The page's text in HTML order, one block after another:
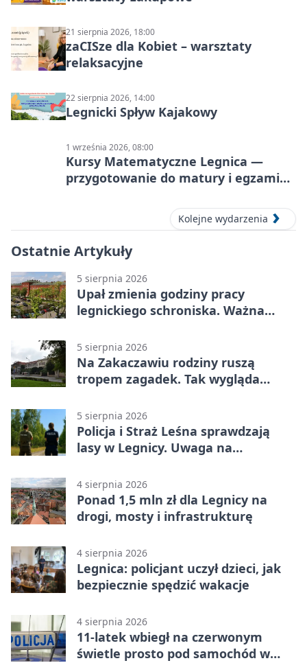
21 sierpnia 2026, 18:00
zaCISze dla Kobiet – warsztaty
relaksacyjne
22 sierpnia 2026, 14:00
Legnicki Spływ Kajakowy
1 września 2026, 08:00
Kursy Matematyczne Legnica —
przygotowanie do matury i egzaminu
Kolejne wydarzenia
Ostatnie Artykuły
5 sierpnia 2026
Upał zmienia godziny pracy
legnickiego schroniska. Ważna
5 sierpnia 2026
Na Zakaczawiu rodziny ruszą
tropem zagadek. Tak wygląda
5 sierpnia 2026
Policja i Straż Leśna sprawdzają
lasy w Legnicy. Uwaga na
4 sierpnia 2026
Ponad 1,5 mln zł dla Legnicy na
drogi, mosty i infrastrukturę
4 sierpnia 2026
Legnica: policjant uczył dzieci, jak
bezpiecznie spędzić wakacje
4 sierpnia 2026
11-latek wbiegł na czerwonym
świetle prosto pod samochód w